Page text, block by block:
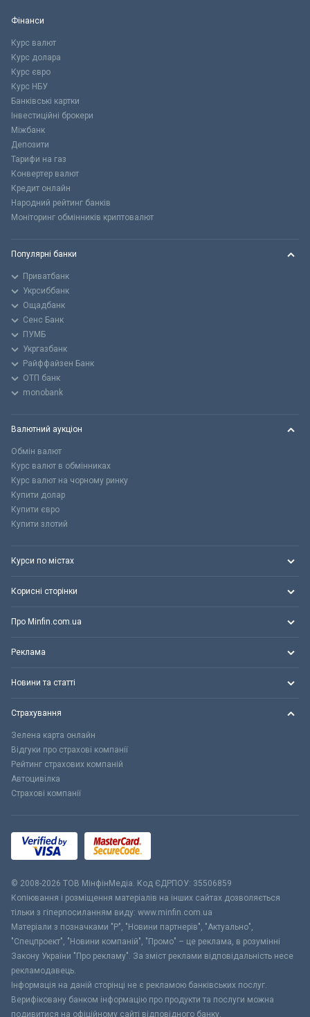
Фінанси
Курс валют
Курс долара
Курс євро
Курс НБУ
Банківські картки
Інвестиційні брокери
Міжбанк
Депозити
Тарифи на газ
Конвертер валют
Кредит онлайн
Народний рейтинг банків
Моніторинг обмінників криптовалют
Популярні банки
Приватбанк
Укрсиббанк
Ощадбанк
Сенс Банк
ПУМБ
Укргазбанк
Райффайзен Банк
ОТП банк
monobank
Валютний аукціон
Обмін валют
Курс валют в обмінниках
Курс валют на чорному ринку
Купити долар
Купити євро
Купити злотий
Курси по містах
Корисні сторінки
Про Minfin.com.ua
Реклама
Новини та статті
Страхування
Зелена карта онлайн
Відгуки про страхові компанії
Рейтинг страхових компаній
Автоцивілка
Страхові компанії
© 2008-2026 ТОВ МiнфiнМедiа. Код ЄДРПОУ: 35506859
Копіювання і розміщення матеріалів на інших сайтах дозволяється
тільки з гіперпосиланням виду: www.minfin.com.ua
Матеріали з позначками "Р", "Новини партнерів", "Актуально",
"Спецпроект", "Новини компаній", "Промо" – це реклама, в розумінні
Закону України "Про рекламу". За зміст реклами відповідальність несе
рекламодавець.
Інформація на даній сторінці не є рекламою банківських послуг.
Верифіковану банком інформацію про продукти та послуги можна
подивитися на офіційному сайті відповідного банку.